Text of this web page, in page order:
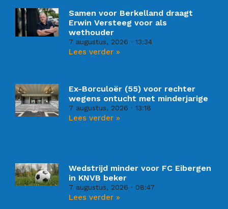
Samen voor Berkelland draagt
Erwin Versteeg voor als
wethouder
7 augustus, 2026 13:34
Lees verder »
Ex-Borculoër (55) voor rechter
wegens ontucht met minderjarige
7 augustus, 2026 13:18
Lees verder »
Wedstrijd minder voor FC Eibergen
in KNVB beker
7 augustus, 2026 08:47
Lees verder »